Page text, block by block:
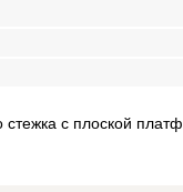
с плоской